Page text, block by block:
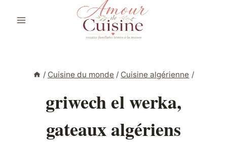
/ Cuisine du monde / Cuisine algérienne /
griwech el werka,
gateaux algériens